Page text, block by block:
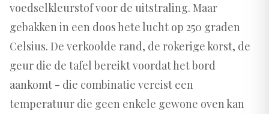
voedselkleurstof voor de uitstraling. Maar
gebakken in een doos hete lucht op 250 graden
Celsius. De verkoolde rand, de rokerige korst, de
geur die de tafel bereikt voordat het bord
aankomt - die combinatie vereist een
temperatuur die geen enkele gewone oven kan